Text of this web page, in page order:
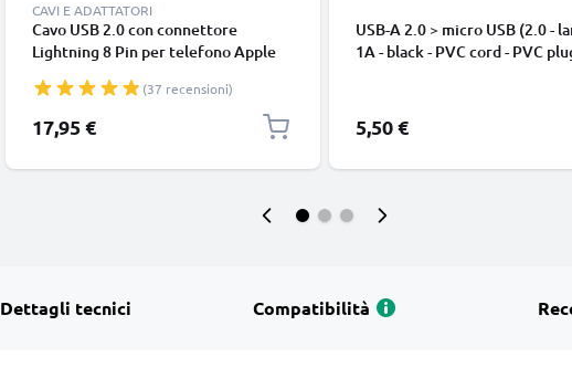
CAVI E ADATTATORI
Cavo USB 2.0 con connettore
Lightning 8 Pin per telefono Apple
SE filo di 1m cavetto dati & ricarica
in bianco per cellulare
(37 recensioni)
17,95 €
USB-A 2.0 > micro USB (2.0 -
1A - black - PVC cord - PVC
5,50 €
Dettagli tecnici Compatibilità